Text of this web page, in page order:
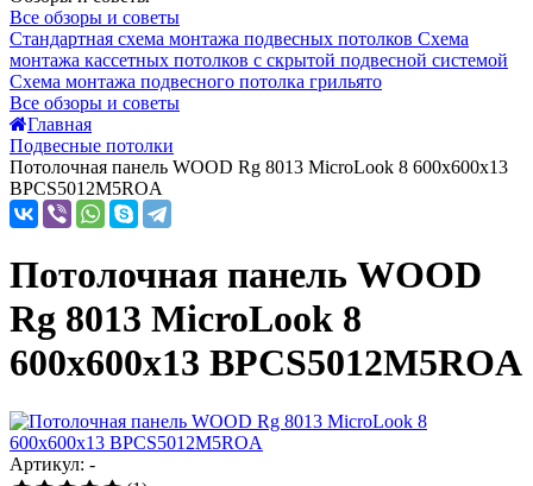
Все обзоры и советы
Стандартная схема монтажа подвесных потолков Схема
монтажа кассетных потолков с скрытой подвесной системой
Схема монтажа подвесного потолка грильято
Все обзоры и советы
Главная
Подвесные потолки
Потолочная панель WOOD Rg 8013 MicroLook 8 600x600x13
BPCS5012M5ROA
Потолочная панель WOOD
Rg 8013 MicroLook 8
600x600x13 BPCS5012M5ROA
Артикул: -